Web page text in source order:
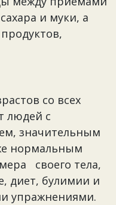
и муки, а
со всех
людей с
значительным
нормальным
своего тела,
диет, булимии и
упражнениями.